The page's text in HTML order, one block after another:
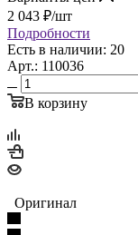
2 043 ₽/шт
Подробности
Есть в наличии: 20
Арт.: 110036
В корзину
Оригинал